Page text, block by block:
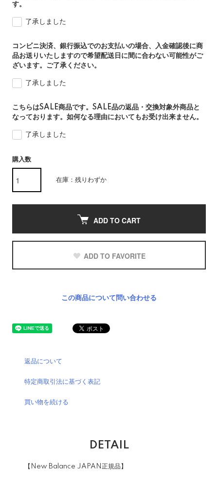
す。
了承しました
コンビニ決済、銀行振込でのお支払いの場合、入金確認後に商
品お送りいたしますので希望配送日に間に合わない可能性がご
ざいます。ご了承ください。
了承しました
こちらはSALE商品です。SALE品の返品・交換対象外商品と
なっております。如何なる理由においてもお受け出来ません。
了承しました
購入数
在庫：残りわずか
ADD TO CART
ADD TO FAVORITE
この商品について問い合わせる
返品について
特定商取引法に基づく表記
買い物を続ける
DETAIL
【New Balance JAPAN正規品】